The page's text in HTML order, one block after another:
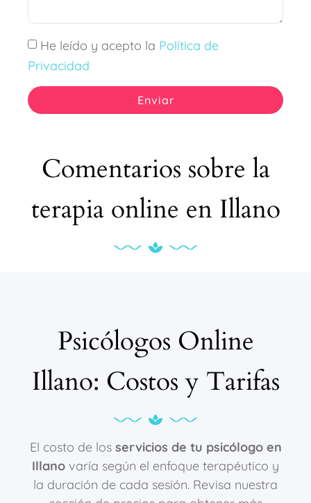
He leído y acepto la Política de
Privacidad
Enviar
Comentarios sobre la
terapia online en Illano
Psicólogos Online
Illano: Costos y Tarifas
El costo de los servicios de tu psicólogo en
Illano varía según el enfoque terapéutico y
la duración de cada sesión. Revisa nuestra